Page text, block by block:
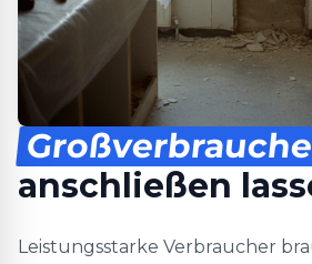
anschließen
Leistungsstarke Verbraucher